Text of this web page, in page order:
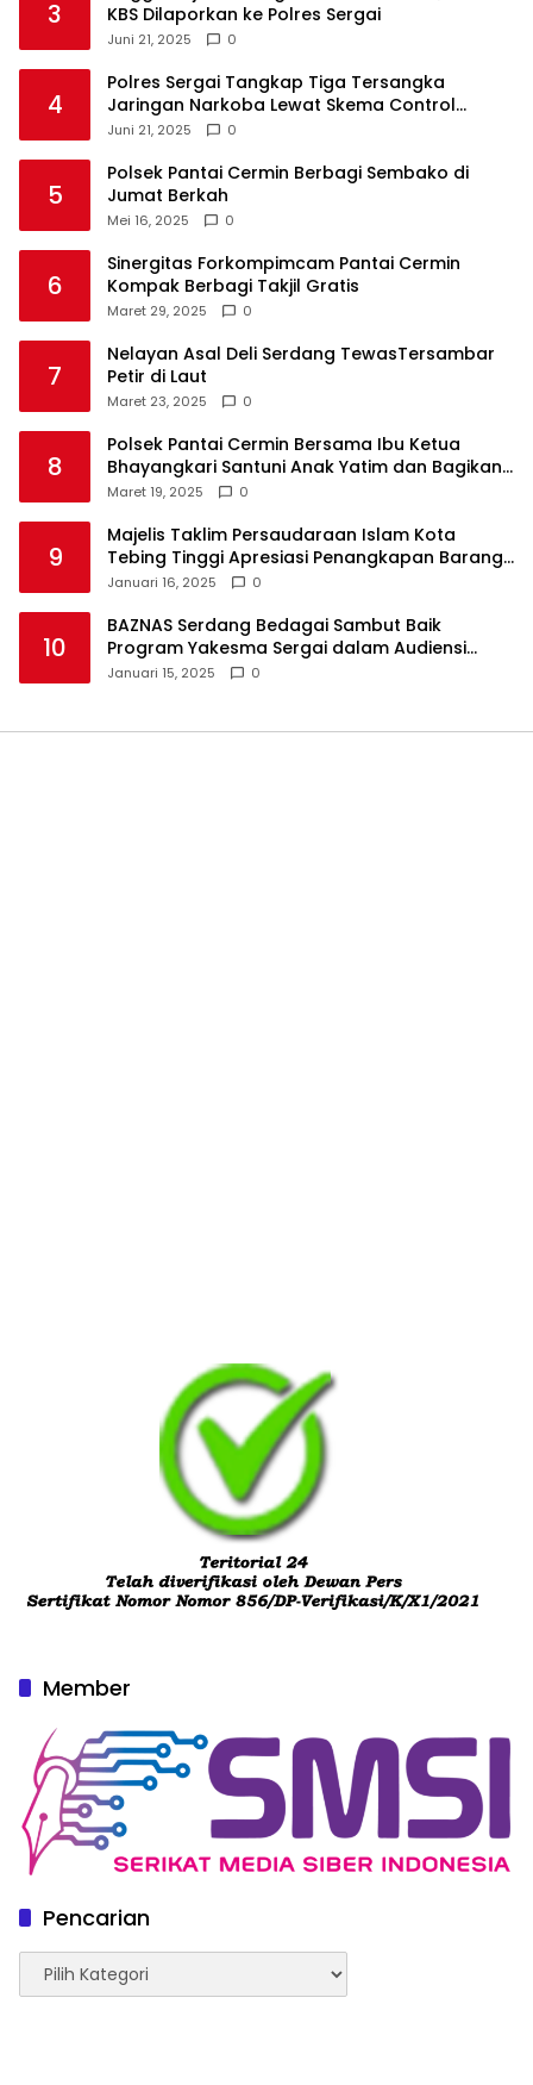
3
KBS Dilaporkan ke Polres Sergai
Juni 21, 2025 0
4
Polres Sergai Tangkap Tiga Tersangka
Jaringan Narkoba Lewat Skema Control
Delivery
Juni 21, 2025 0
5
Polsek Pantai Cermin Berbagi Sembako di
Jumat Berkah
Mei 16, 2025 0
6
Sinergitas Forkompimcam Pantai Cermin
Kompak Berbagi Takjil Gratis
Maret 29, 2025 0
7
Nelayan Asal Deli Serdang TewasTersambar
Petir di Laut
Maret 23, 2025 0
8
Polsek Pantai Cermin Bersama Ibu Ketua
Bhayangkari Santuni Anak Yatim dan Bagikan
Takjil
Maret 19, 2025 0
9
Majelis Taklim Persaudaraan Islam Kota
Tebing Tinggi Apresiasi Penangkapan Barang
Haram
Januari 16, 2025 0
10
BAZNAS Serdang Bedagai Sambut Baik
Program Yakesma Sergai dalam Audiensi
Perkenalan Pengurus Baru
Januari 15, 2025 0
Member
Pencarian
Pencarian